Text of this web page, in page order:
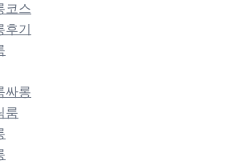
코스
기
싸롱
룸